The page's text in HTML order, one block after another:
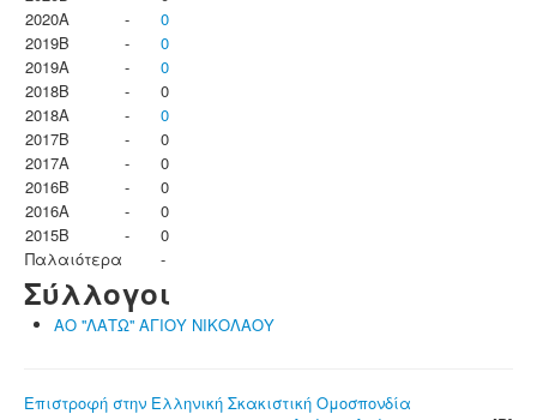
2020A
-
0
2019B
-
0
2019A
-
0
2018B
-
0
2018A
-
0
2017B
-
0
2017A
-
0
2016B
-
0
2016A
-
0
2015B
-
0
Παλαιότερα
-
Σύλλογοι
ΑΟ ''ΛΑΤΩ'' ΑΓΙΟΥ ΝΙΚΟΛΑΟΥ
Επιστροφή στην Ελληνική Σκακιστική Ομοσπονδία